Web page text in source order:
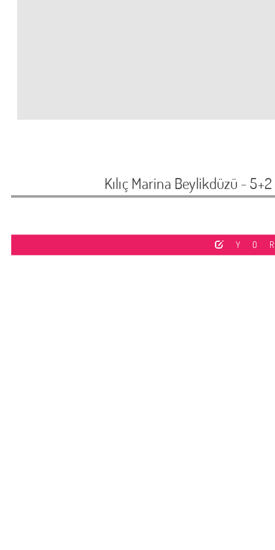
Kılıç Marina Beylikdüzü -